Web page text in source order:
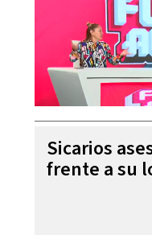
Sicarios
frente a su